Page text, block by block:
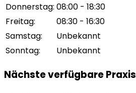
Donnerstag: 08:00 - 18:30
Freitag:
08:30 - 16:30
Samstag:
Unbekannt
Sonntag: Unbekannt
Nächste verfügbare Praxis